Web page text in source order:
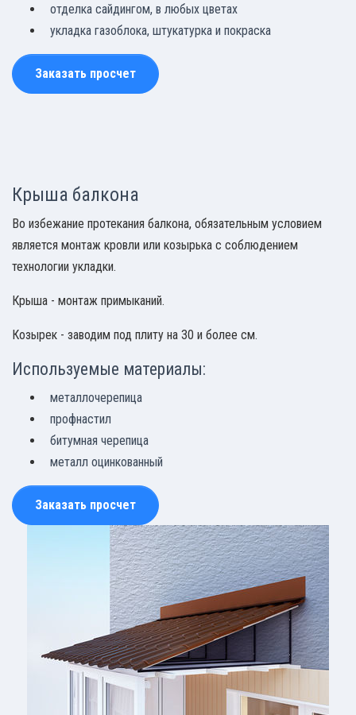
отделка сайдингом, в любых цветах
укладка газоблока, штукатурка и покраска
Заказать просчет
Крыша балкона
Во избежание протекания балкона, обязательным условием
является монтаж кровли или козырька с соблюдением
технологии укладки.
Крыша - монтаж примыканий.
Козырек - заводим под плиту на 30 и более см.
Используемые материалы:
металлочерепица
профнастил
битумная черепица
металл оцинкованный
Заказать просчет